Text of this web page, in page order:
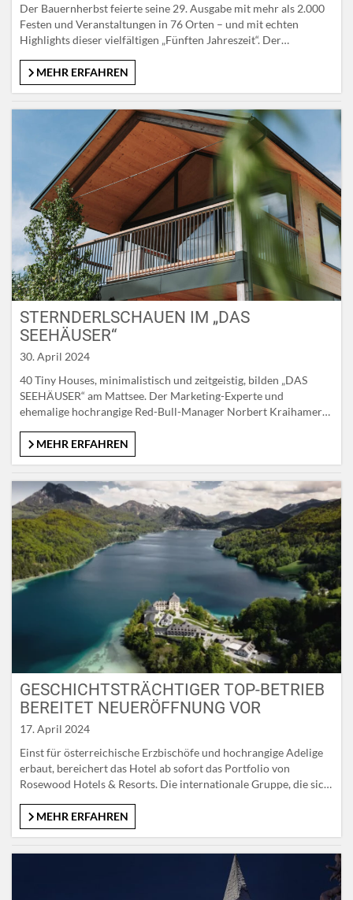
Der Bauernherbst feierte seine 29. Ausgabe mit mehr als 2.000
Festen und Veranstaltungen in 76 Orten – und mit echten
Highlights dieser vielfältigen „Fünften Jahreszeit“. Der
August in Rauris und damit mitten im beeindruckend-schönen
Nationalpark Hohe Tauern. Ein Festumzug,
bildeten den Auftakt….
MEHR ERFAHREN
STERNDERLSCHAUEN IM „DAS
SEEHÄUSER“
30. April 2024
40 Tiny Houses, minimalistisch und zeitgeistig, bilden „DAS
SEEHÄUSER“ am Mattsee. Der Marketing-Experte und
ehemalige hochrangige Red-Bull-Manager Norbert Kraihamer
Tourismus vor. Doch warum besteht sein Konzept aus kleinen
Häuschen, die nur rund 17 Quadratmeter Wohnfläche bieten?
MEHR ERFAHREN
GESCHICHTSTRÄCHTIGER TOP-BETRIEB
BEREITET NEUERÖFFNUNG VOR
17. April 2024
Einst für österreichische Erzbischöfe und hochrangige Adelige
erbaut, bereichert das Hotel ab sofort das Portfolio von
Rosewood Hotels & Resorts. Die internationale Gruppe, die sich
Hotels in 16 Ländern betreibt, hat das geschichtsträchtige Haus
in den vergangenen Monaten umfangreich modernisiert und neu
MEHR ERFAHREN